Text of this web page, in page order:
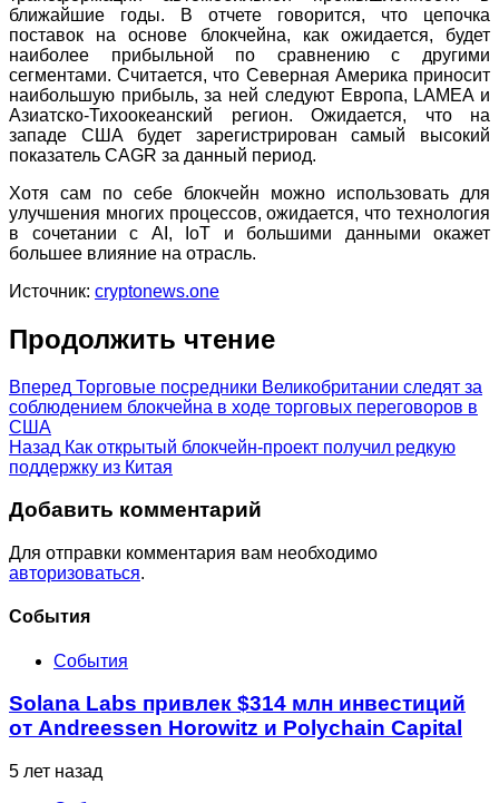
ближайшие годы. В отчете говорится, что цепочка
поставок на основе блокчейна, как ожидается, будет
наиболее прибыльной по сравнению с другими
сегментами. Считается, что Северная Америка приносит
наибольшую прибыль, за ней следуют Европа, LAMEA и
Азиатско-Тихоокеанский регион. Ожидается, что на
западе США будет зарегистрирован самый высокий
показатель CAGR за данный период.
Хотя сам по себе блокчейн можно использовать для
улучшения многих процессов, ожидается, что технология
в сочетании с AI, IoT и большими данными окажет
большее влияние на отрасль.
Источник: cryptonews.one
Продолжить чтение
Вперед Торговые посредники Великобритании следят за
соблюдением блокчейна в ходе торговых переговоров в
США
Назад Как открытый блокчейн-проект получил редкую
поддержку из Китая
Добавить комментарий
Для отправки комментария вам необходимо
авторизоваться.
Cобытия
События
Solana Labs привлек $314 млн инвестиций
от Andreessen Horowitz и Polychain Capital
5 лет назад